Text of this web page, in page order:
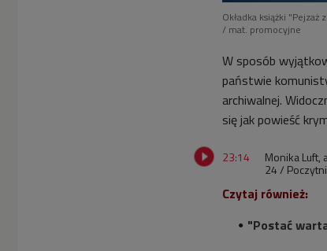
Okładka książki
/ mat. promocyjne
W sposób
państwie
archiwalnej.
się jak powieść
23:14 Monika Luft,
24 /
Czytaj również:
"Postać